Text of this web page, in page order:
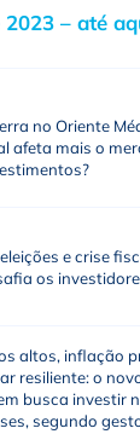
– até
no Oriente
afeta mais o
e crise
os
altos, inflação
resiliente: o
busca investir
segundo